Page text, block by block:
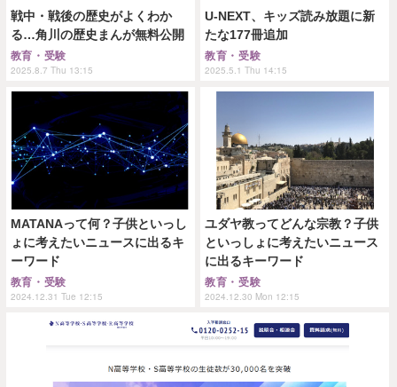
戦中・戦後の歴史がよくわか
る…角川の歴史まんが無料公開
教育・受験
2025.8.7 Thu 13:15
U-NEXT、キッズ読み放題に新
たな177冊追加
教育・受験
2025.5.1 Thu 14:15
MATANAって何？子供といっし
ょに考えたいニュースに出るキ
ーワード
教育・受験
2024.12.31 Tue 12:15
ユダヤ教ってどんな宗教？子供
といっしょに考えたいニュース
に出るキーワード
教育・受験
2024.12.30 Mon 12:15